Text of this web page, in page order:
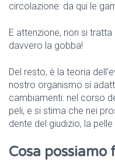
circolazione: da qui le
E attenzione, non si
davvero la gobba!
Del resto, è la teoria
nostro organismo si
cambiamenti: nel corso
peli, e si stima che nei
dente del giudizio, la pelle
Cosa